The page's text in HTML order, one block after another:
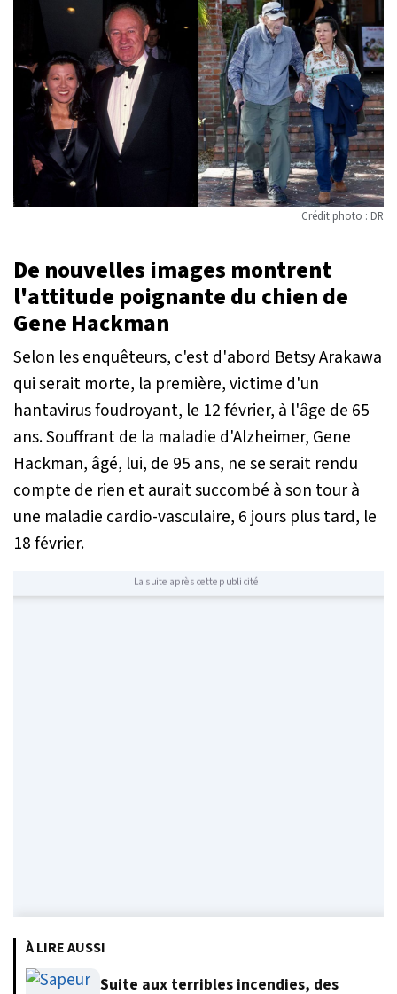
Crédit photo : DR
De nouvelles images montrent
l'attitude poignante du chien de
Gene Hackman
Selon les enquêteurs, c'est d'abord Betsy Arakawa
qui serait morte, la première, victime d'un
hantavirus foudroyant, le 12 février, à l'âge de 65
ans. Souffrant de la maladie d'Alzheimer, Gene
Hackman, âgé, lui, de 95 ans, ne se serait rendu
compte de rien et aurait succombé à son tour à
une maladie cardio-vasculaire, 6 jours plus tard, le
18 février.
La suite après cette publicité
À LIRE AUSSI
Suite aux terribles incendies, des